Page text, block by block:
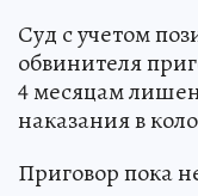
Суд с учетом
обвинителя
4 месяцам
наказания в
Приговор пока